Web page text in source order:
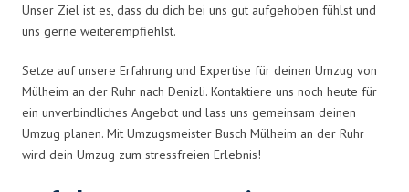
Unser Ziel ist es, dass du dich bei uns gut aufgehoben fühlst und
uns gerne weiterempfiehlst.
Setze auf unsere Erfahrung und Expertise für deinen Umzug von
Mülheim an der Ruhr nach Denizli. Kontaktiere uns noch heute für
ein unverbindliches Angebot und lass uns gemeinsam deinen
Umzug planen. Mit Umzugsmeister Busch Mülheim an der Ruhr
wird dein Umzug zum stressfreien Erlebnis!